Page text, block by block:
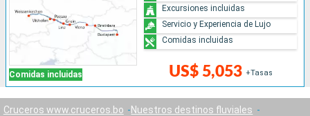
Comidas incluidas US$ 5,053 +Tasas
Excursiones incluidas
Servicio y Experiencia de Lujo
Comidas incluidas
Cruceros www.cruceros.bo
Nuestros destinos fluviales